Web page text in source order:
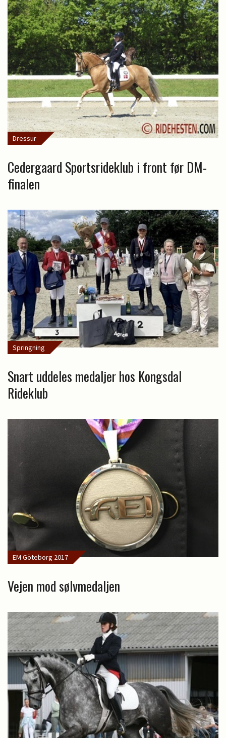
Dressur
Cedergaard Sportsrideklub i front før DM-
finalen
Springning
Snart uddeles medaljer hos Kongsdal
Rideklub
EM Göteborg 2017
Vejen mod sølvmedaljen